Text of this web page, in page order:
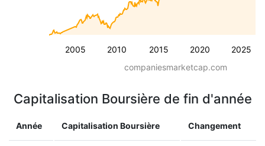
2005 2010 2015 2020 2025
companiesmarketcap.com
Capitalisation Boursière de fin d'année
Année Capitalisation Boursière Changement